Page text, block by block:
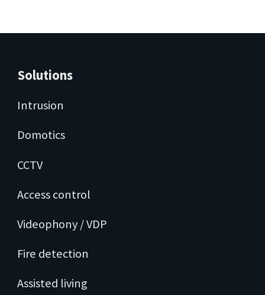
Solutions
Intrusion
Domotics
CCTV
Access control
Videophony / VDP
Fire detection
Assisted living